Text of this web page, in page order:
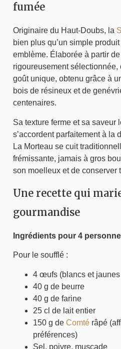
fumée
Originaire du Haut-Doubs, la
bien plus qu’un simple
emblème. Élaborée à partir
rigoureusement
goût unique, obtenu grâce à
bois de résineux et de
centenaires.
Sa texture ferme et sa saveur
s’accordent parfaitement à la
La Morteau se cuit
frémissante, jamais à gros
son moelleux et de conserver
Une recette qui
gourmandise
Ingrédients pour 4
Pour le soufflé :
4 œufs (blancs et
40 g de beurre
40 g de farine
25 cl de lait entier
150 g de Comté râpé
préférences)
Sel, poivre, muscade